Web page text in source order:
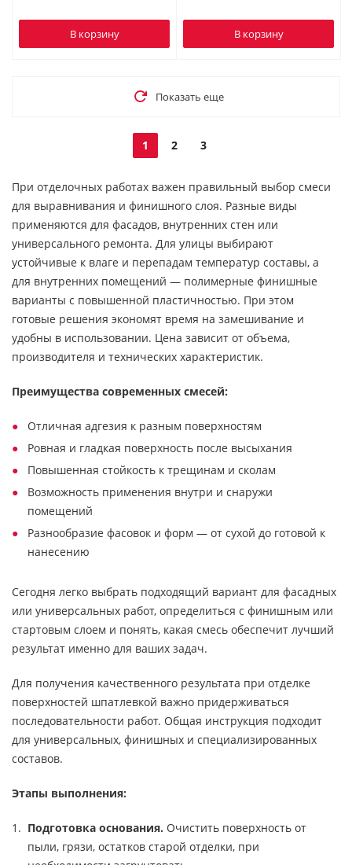
В корзину В корзину
Показать еще
1 2 3
При отделочных работах важен правильный выбор смеси
для выравнивания и финишного слоя. Разные виды
применяются для фасадов, внутренних стен или
универсального ремонта. Для улицы выбирают
устойчивые к влаге и перепадам температур составы, а
для внутренних помещений — полимерные финишные
варианты с повышенной пластичностью. При этом
готовые решения экономят время на замешивание и
удобны в использовании. Цена зависит от объема,
производителя и технических характеристик.
Преимущества современных смесей:
Отличная адгезия к разным поверхностям
Ровная и гладкая поверхность после высыхания
Повышенная стойкость к трещинам и сколам
Возможность применения внутри и снаружи
помещений
Разнообразие фасовок и форм — от сухой до готовой к
нанесению
Сегодня легко выбрать подходящий вариант для фасадных
или универсальных работ, определиться с финишным или
стартовым слоем и понять, какая смесь обеспечит лучший
результат именно для ваших задач.
Для получения качественного результата при отделке
поверхностей шпатлевкой важно придерживаться
последовательности работ. Общая инструкция подходит
для универсальных, финишных и специализированных
составов.
Этапы выполнения:
Подготовка основания. Очистить поверхность от
пыли, грязи, остатков старой отделки, при